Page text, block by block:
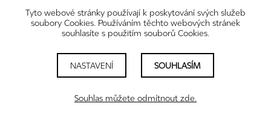
Tyto webové stránky používají k poskytování svých služeb
soubory Cookies. Používáním těchto webových stránek
souhlasíte s použitím souborů Cookies.
NASTAVENÍ SOUHLASÍM
Souhlas můžete odmítnout zde.